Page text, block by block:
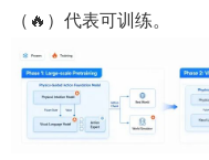
（🔥）代表可训练。